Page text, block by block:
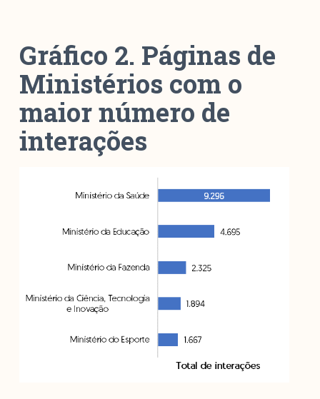
Gráfico 2. Páginas de
Ministérios com o
maior número de
interações